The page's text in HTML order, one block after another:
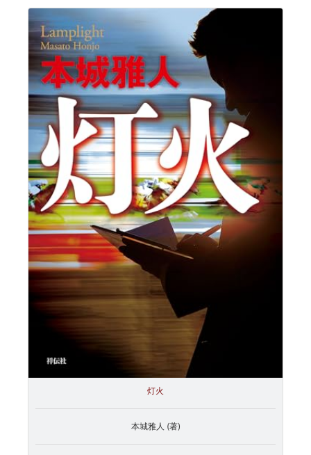
灯火
本城雅人 (著)